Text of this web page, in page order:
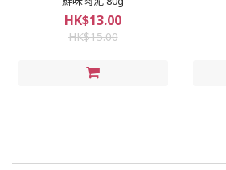
HK$13.00
HK$15.00